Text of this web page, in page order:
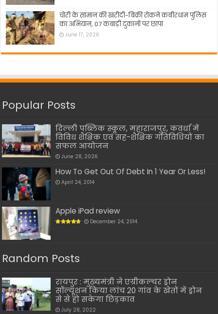
चोरी के सामान की खरीदी-बिक्री रोकने कबीरधाम पुलिस
का अभियान, 07 कबाड़ी दुकानों पर छापा
June 17, 2026
Popular Posts
दिल्ली पब्लिक स्कूल, महाराजपुर, कवर्धा में
विविध शैक्षिक एवं सह-शैक्षिक गतिविधियों का
सफल आयोजन
June 28, 2026
How To Get Out Of Debt In 1 Year Or Less!
April 24, 2014
Apple iPad review
December 24, 2014
Random Posts
रायपुर : मुख्यमंत्री ने एग्रीकल्चर ड्रोन
सॉल्यूशन किया लांच 20 गांव के खेतों में ड्रोन
से से हो सकेगा छिड़काव
July 28, 2022